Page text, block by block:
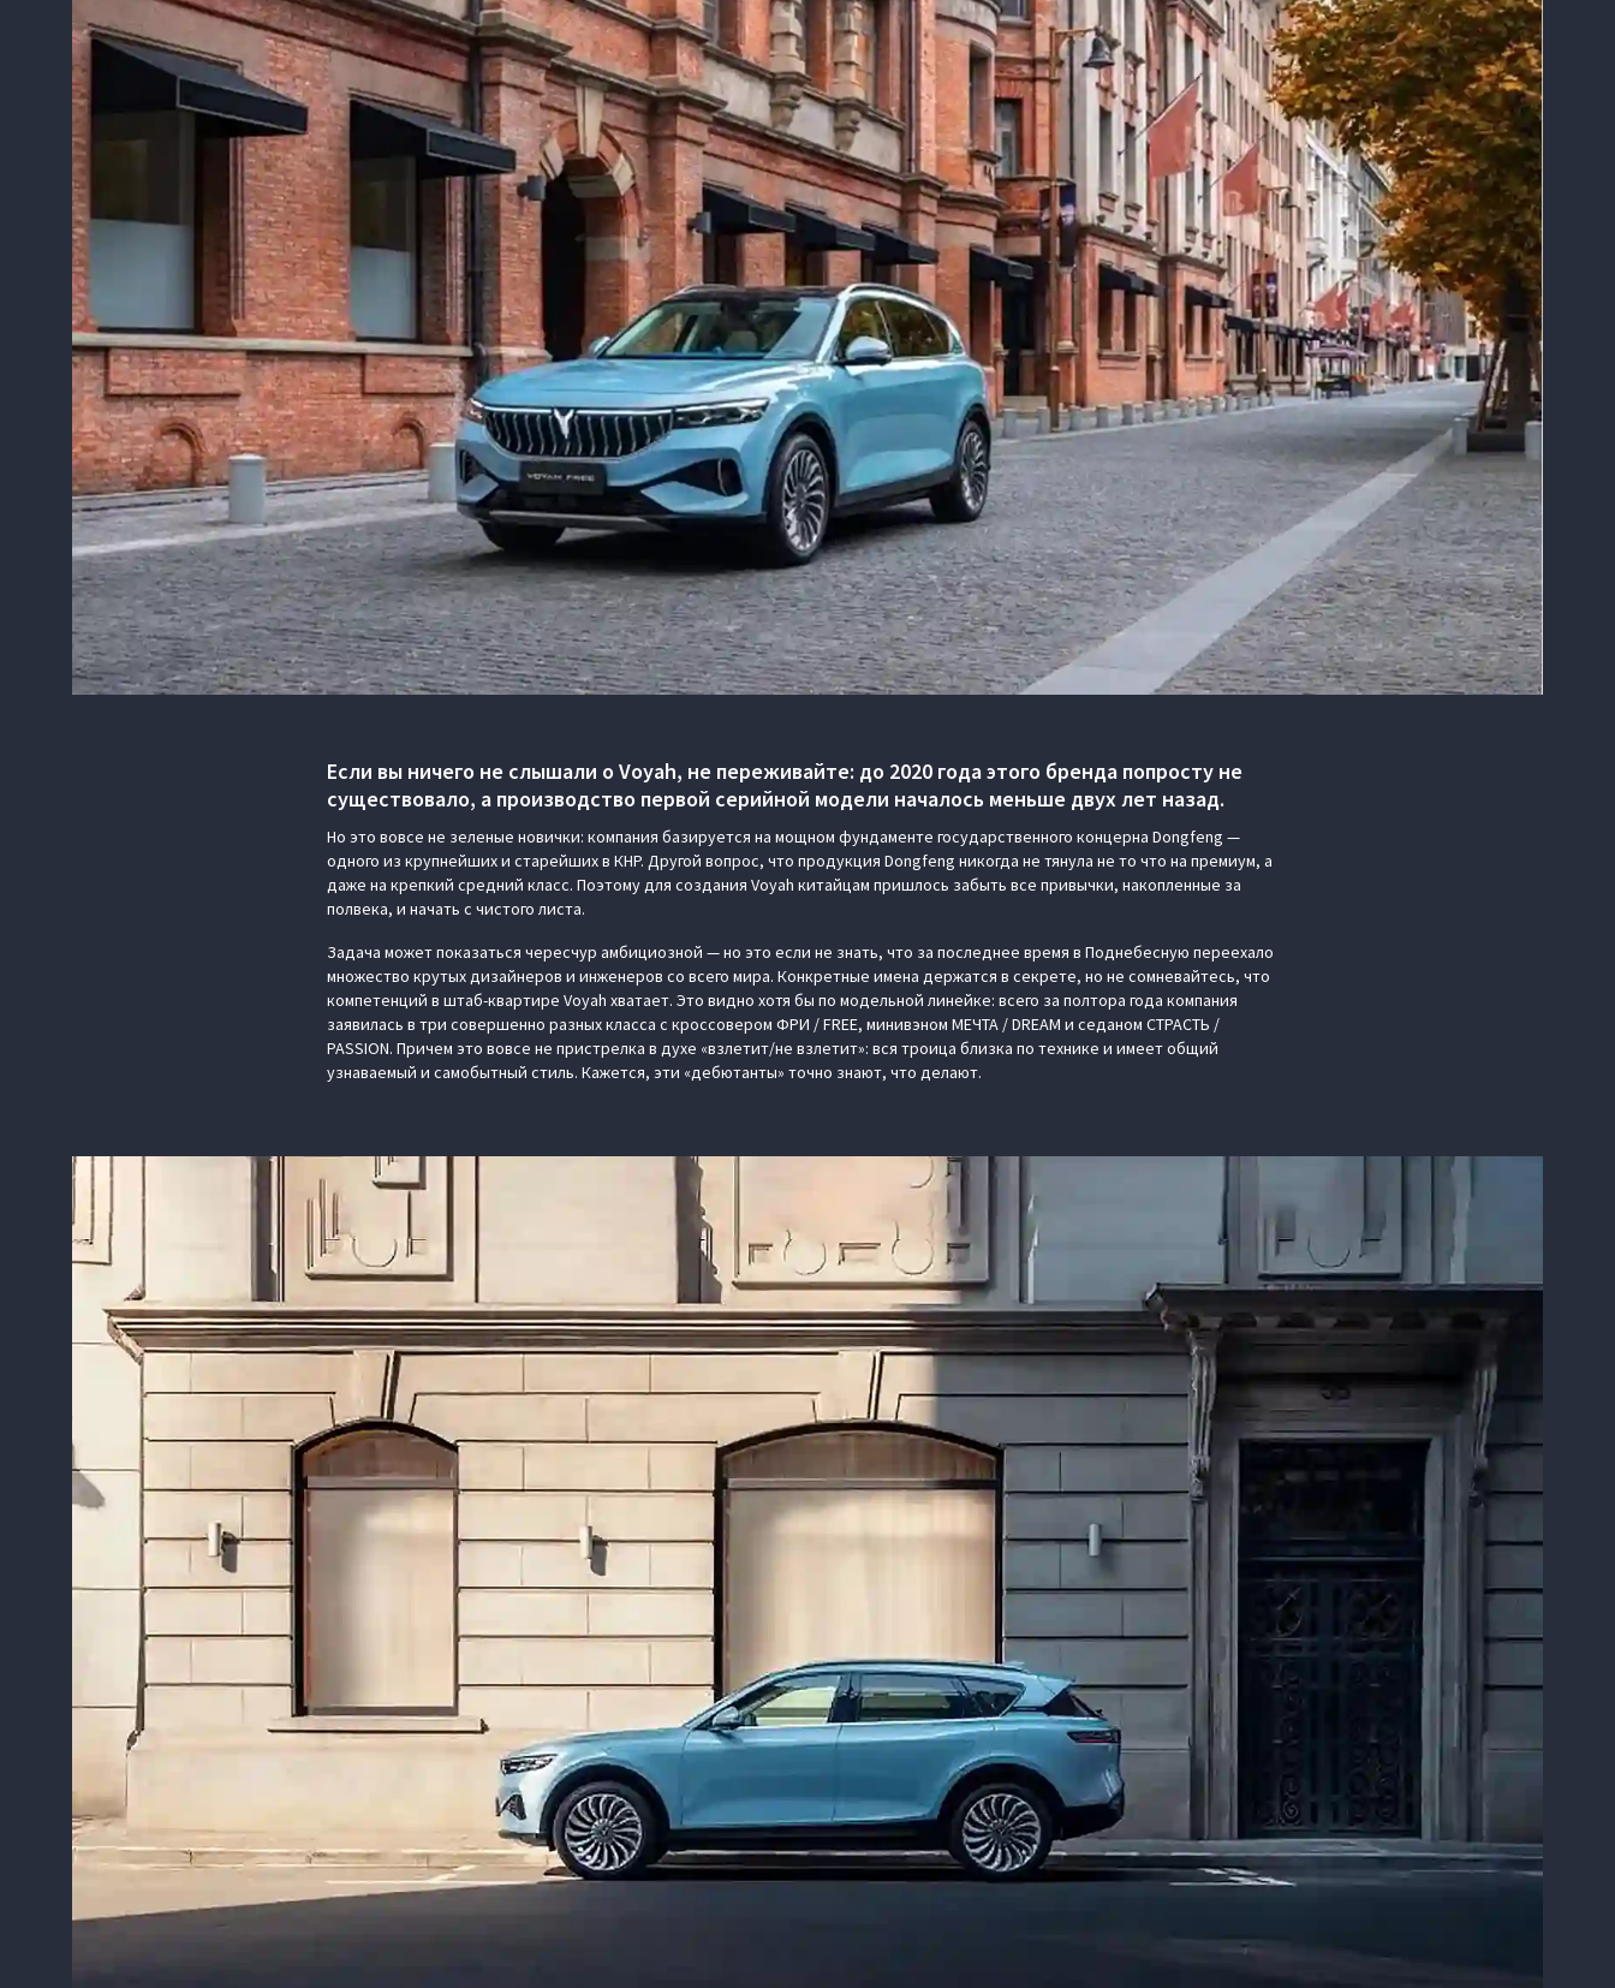
Если вы ничего не слышали о Voyah, не переживайте: до 2020 года этого бренда попросту не
существовало, а производство первой серийной модели началось меньше двух лет назад.
Но это вовсе не зеленые новички: компания базируется на мощном фундаменте государственного концерна Dongfeng —
одного из крупнейших и старейших в КНР. Другой вопрос, что продукция Dongfeng никогда не тянула не то что на премиум, а
даже на крепкий средний класс. Поэтому для создания Voyah китайцам пришлось забыть все привычки, накопленные за
полвека, и начать с чистого листа.
Задача может показаться чересчур амбициозной — но это если не знать, что за последнее время в Поднебесную переехало
множество крутых дизайнеров и инженеров со всего мира. Конкретные имена держатся в секрете, но не сомневайтесь, что
компетенций в штаб-квартире Voyah хватает. Это видно хотя бы по модельной линейке: всего за полтора года компания
заявилась в три совершенно разных класса с кроссовером ФРИ / FREE, минивэном МЕЧТА / DREAM и седаном СТРАСТЬ /
PASSION. Причем это вовсе не пристрелка в духе «взлетит/не взлетит»: вся троица близка по технике и имеет общий
узнаваемый и самобытный стиль. Кажется, эти «дебютанты» точно знают, что делают.